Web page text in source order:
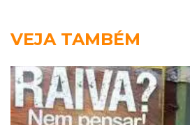
VEJA TAMBÉM